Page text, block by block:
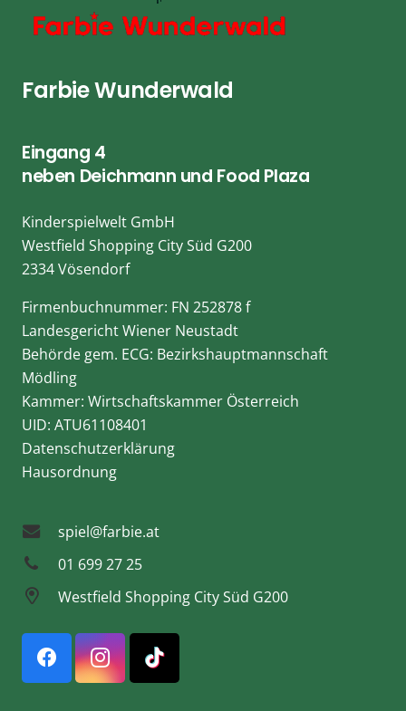
Farbie Wunderwald
Eingang 4
neben Deichmann und Food Plaza
Kinderspielwelt GmbH
Westfield Shopping City Süd G200
2334 Vösendorf
Firmenbuchnummer: FN 252878 f
Landesgericht Wiener Neustadt
Behörde gem. ECG: Bezirkshauptmannschaft
Mödling
Kammer: Wirtschaftskammer Österreich
UID: ATU61108401
Datenschutzerklärung
Hausordnung
spiel@farbie.at
01 699 27 25
Westfield Shopping City Süd G200